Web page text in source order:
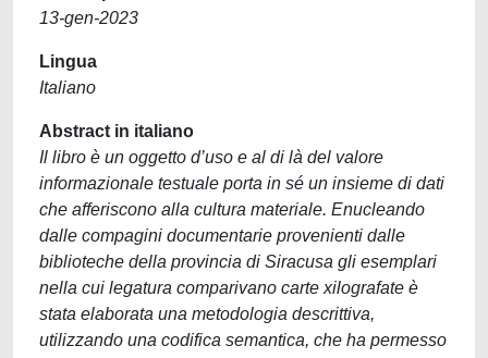
13-gen-2023
Lingua
Italiano
Abstract in italiano
Il libro è un oggetto d’uso e al di là del valore
informazionale testuale porta in sé un insieme di dati
che afferiscono alla cultura materiale. Enucleando
dalle compagini documentarie provenienti dalle
biblioteche della provincia di Siracusa gli esemplari
nella cui legatura comparivano carte xilografate è
stata elaborata una metodologia descrittiva,
utilizzando una codifica semantica, che ha permesso